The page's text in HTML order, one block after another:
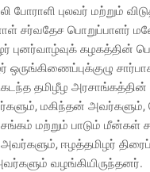
போராளி புலவர் மற்றும்
சர்வதேச பொறுப்பாளர்
புனர்வாழ்வுக் கழகத்தின்
ஒருங்கிணைப்புக்குழு
தமிழீழ அரசாங்கத்தின்
மகிந்தன்
மற்றும் பாடும் மீன்கள்
ஈழத்தமிழர்
வழங்கியிருந்தனர்.